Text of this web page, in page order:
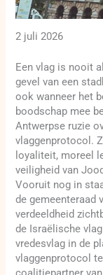
2 juli 2026
Een vlag is nooit
gevel van een
ook wanneer het
boodschap mee
Antwerpse ruzie
vlaggenprotocol.
loyaliteit, moreel
veiligheid van
Vooruit nog in
de gemeenteraad
verdeeldheid
de Israëlische
vredesvlag in de
vlaggenprotocol